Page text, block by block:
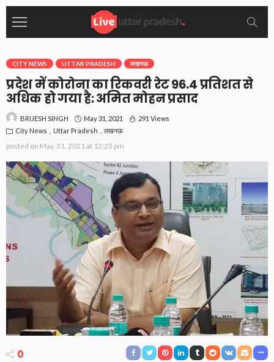
CITY NEWS UTTAR PRADESH लखनऊ
प्रदेश में कोरोना का रिकवरी रेट 96.4 प्रतिशत से
अधिक हो गया है: अमित मोहन प्रसाद
BRIJESH SINGH May 31, 2021
291 Views
City News
Uttar Pradesh लखनऊ
posted on May. 31, 2021 at 12:23 pm
0